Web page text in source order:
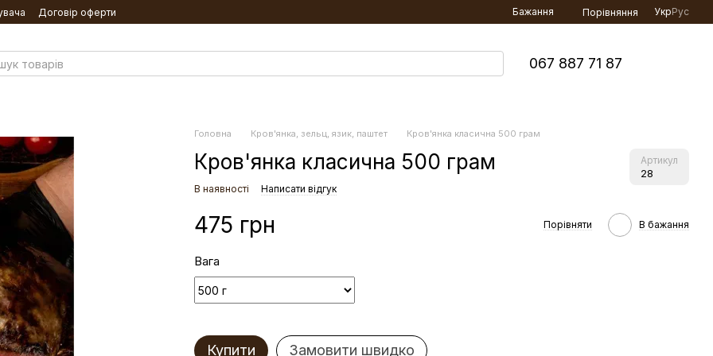
Договір оферти Бажання Порівняння УкрРус
067 887 71 87
Головна Кров'янка, зельц, язик, паштет Кров'янка класична 500 грам
Кров'янка класична 500 грам Артикул
28
В наявності Написати відгук
475 грн Порівняти В бажання
Вага
Купити Замовити швидко